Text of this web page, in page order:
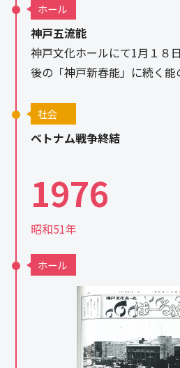
ホール
神戸五流能
神戸文化ホールにて1月１８
後の「神戸新春能」に続く能
社会
ベトナム戦争終結
1976
昭和51年
ホール